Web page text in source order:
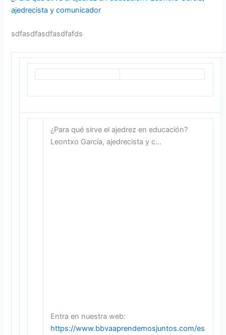
ajedrecista y comunicador
sdfasdfasdfasdfafds
¿Para qué sirve el ajedrez en educación?
Leontxo García, ajedrecista y c…
Entra en nuestra web:
https://www.bbvaaprendemosjuntos.com/es